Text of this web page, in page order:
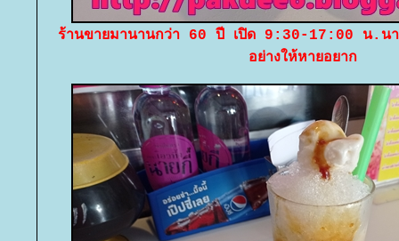
ร้านขายมานานกว่า 60 ปี เปิด 9:30-17:00 น.น
อย่างให้หายอยาก